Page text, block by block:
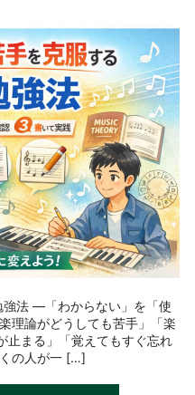
法 ―「わからない」を「使
理論がどうしても苦手」「楽
止まる」「覚えてもすぐ忘れ
の人が一 […]